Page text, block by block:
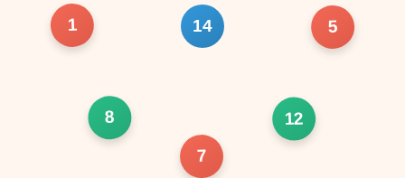
1 5
7
12
8
14